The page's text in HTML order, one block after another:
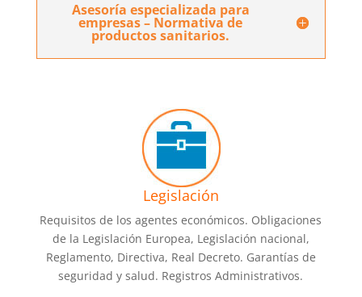
Asesoría especializada para
empresas – Normativa de
productos sanitarios.
Legislación
Requisitos de los agentes económicos. Obligaciones
de la Legislación Europea, Legislación nacional,
Reglamento, Directiva, Real Decreto. Garantías de
seguridad y salud. Registros Administrativos.